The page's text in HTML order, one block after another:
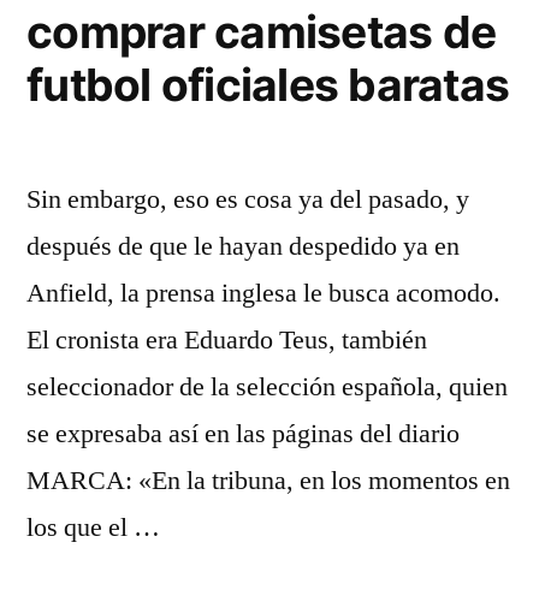
comprar camisetas de
futbol oficiales baratas
Sin embargo, eso es cosa ya del pasado, y
después de que le hayan despedido ya en
Anfield, la prensa inglesa le busca acomodo.
El cronista era Eduardo Teus, también
seleccionador de la selección española, quien
se expresaba así en las páginas del diario
MARCA: «En la tribuna, en los momentos en
los que el …